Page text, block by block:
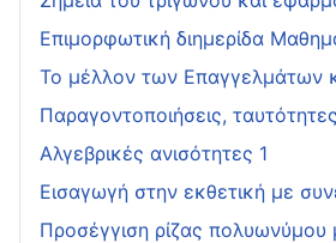
Επιμορφωτική διημερίδα
Το μέλλον των Επαγγελμάτων
Παραγοντοποιήσεις,
Αλγεβρικές ανισότητες 1
Εισαγωγή στην εκθετική με
Προσέγγιση ρίζας